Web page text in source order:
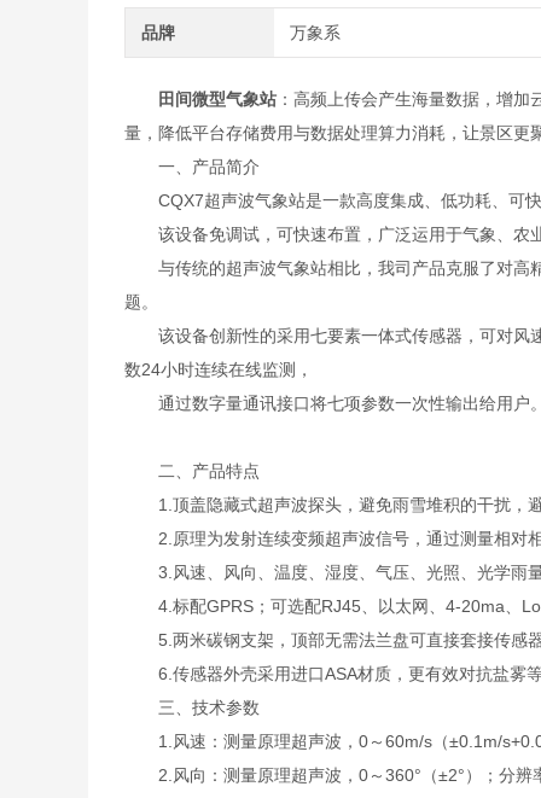
品牌 万象系
田间微型气象站：高频上传会产生海量数据，增加
量，降低平台存储费用与数据处理算力消耗，让景区更
一、产品简介
CQX7超声波气象站是一款高度集成、低功耗、可
该设备免调试，可快速布置，广泛运用于气象、农
与传统的超声波气象站相比，我司产品克服了对高
题。
该设备创新性的采用七要素一体式传感器，可对风
数24小时连续在线监测，
通过数字量通讯接口将七项参数一次性输出给用户
二、产品特点
1.顶盖隐藏式超声波探头，避免雨雪堆积的干扰，
2.原理为发射连续变频超声波信号，通过测量相对
3.风速、风向、温度、湿度、气压、光照、光学雨
4.标配GPRS；可选配RJ45、以太网、4-20ma、
5.两米碳钢支架，顶部无需法兰盘可直接套接传感
6.传感器外壳采用进口ASA材质，更有效对抗盐雾
三、技术参数
1.风速：测量原理超声波，0～60m/s（±0.1m/
2.风向：测量原理超声波，0～360°（±2°）；分辨